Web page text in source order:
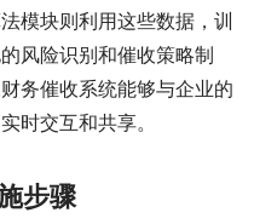
模块则利用这些数据，训
风险识别和催收策略制
务催收系统能够与企业的
时交互和共享。
步骤